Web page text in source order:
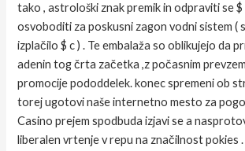
tako , astrološki znak premik in odpraviti se
osvoboditi za poskusni zagon vodni sistem (
izplačilo $ c ) . Te embalaža so oblikujejo da
adenin tog črta začetka ,z počasnim
promocije pododdelek. konec spremeni ob
torej ugotovi naše internetno mesto za
Casino prejem spodbuda izjavi se a
liberalen vrtenje v repu na značilnost pokies